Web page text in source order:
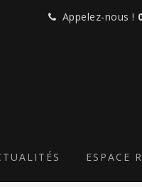
Appelez-nous !
ESPACE